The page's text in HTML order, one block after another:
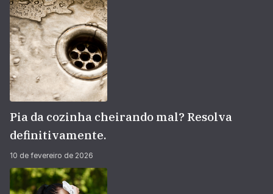
Pia da cozinha cheirando mal? Resolva
definitivamente.
10 de fevereiro de 2026